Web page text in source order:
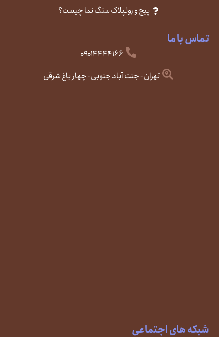
پیچ و رولپلاک سنگ نما چیست؟
تماس با ما
09014444166
تهران - جنت آباد جنوبی - چهار باغ شرقی
شبکه های اجتماعی